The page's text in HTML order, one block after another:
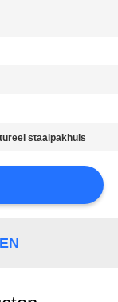
staalpakhuis